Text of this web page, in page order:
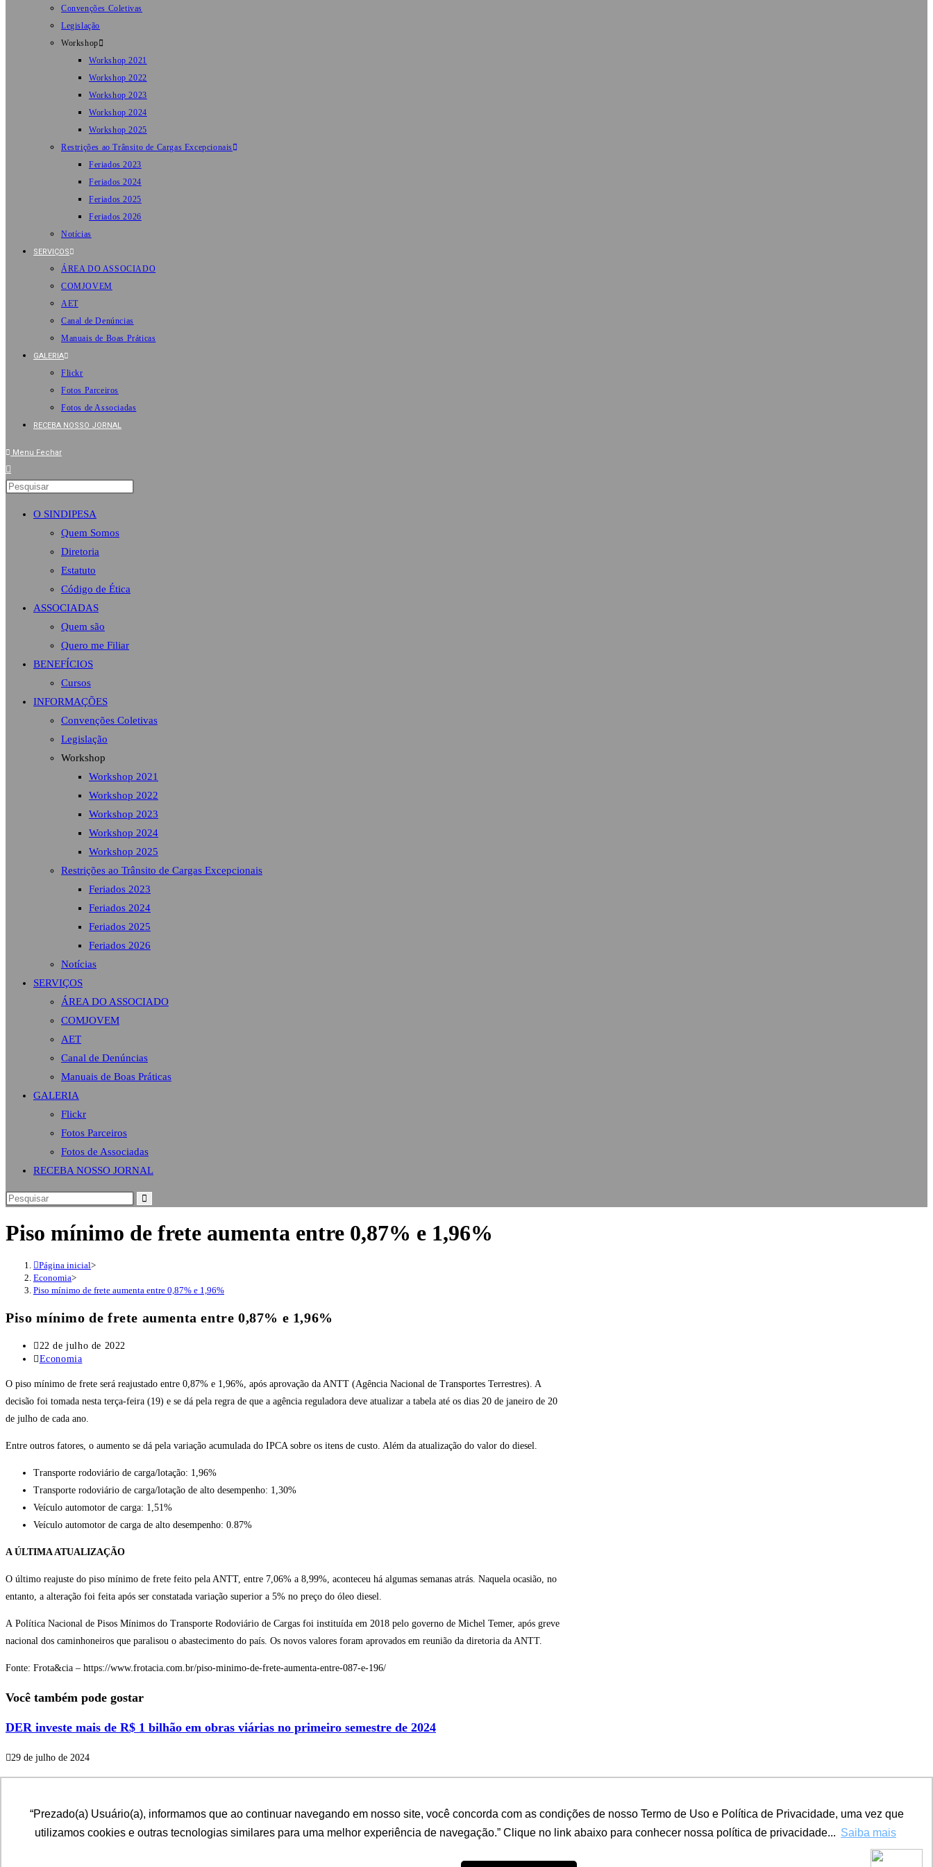
“Prezado(a) Usuário(a), informamos que ao continuar navegando em nosso site, você concorda com as condições de nosso Termo de Uso e Política de Privacidade, uma vez que
utilizamos cookies e outras tecnologias similares para uma melhor experiência de navegação.” Clique no link abaixo para conhecer nossa política de privacidade... Saiba mais
Convenções Coletivas
Legislação
Workshop
Workshop 2021
Workshop 2022
Workshop 2023
Workshop 2024
Workshop 2025
Restrições ao Trânsito de Cargas Excepcionais
Feriados 2023
Feriados 2024
Feriados 2025
Feriados 2026
Notícias
SERVIÇOS
ÁREA DO ASSOCIADO
COMJOVEM
AET
Canal de Denúncias
Manuais de Boas Práticas
GALERIA
Flickr
Fotos Parceiros
Fotos de Associadas
RECEBA NOSSO JORNAL
Menu Fechar
O SINDIPESA
Quem Somos
Diretoria
Estatuto
Código de Ética
ASSOCIADAS
Quem são
Quero me Filiar
BENEFÍCIOS
Cursos
INFORMAÇÕES
Convenções Coletivas
Legislação
Workshop
Workshop 2021
Workshop 2022
Workshop 2023
Workshop 2024
Workshop 2025
Restrições ao Trânsito de Cargas Excepcionais
Feriados 2023
Feriados 2024
Feriados 2025
Feriados 2026
Notícias
SERVIÇOS
ÁREA DO ASSOCIADO
COMJOVEM
AET
Canal de Denúncias
Manuais de Boas Práticas
GALERIA
Flickr
Fotos Parceiros
Fotos de Associadas
RECEBA NOSSO JORNAL
Piso mínimo de frete aumenta entre 0,87% e 1,96%
Página inicial>
Economia>
Piso mínimo de frete aumenta entre 0,87% e 1,96%
Piso mínimo de frete aumenta entre 0,87% e 1,96%
Post
publicado:
22 de julho de 2022
Categoria
post:
Economia
O piso mínimo de frete será reajustado entre 0,87% e 1,96%, após aprovação da ANTT (Agência Nacional de Transportes Terrestres). A
decisão foi tomada nesta terça-feira (19) e se dá pela regra de que a agência reguladora deve atualizar a tabela até os dias 20 de janeiro de 20
de julho de cada ano.
Entre outros fatores, o aumento se dá pela variação acumulada do IPCA sobre os itens de custo. Além da atualização do valor do diesel.
Transporte rodoviário de carga/lotação: 1,96%
Transporte rodoviário de carga/lotação de alto desempenho: 1,30%
Veículo automotor de carga: 1,51%
Veículo automotor de carga de alto desempenho: 0.87%
A ÚLTIMA ATUALIZAÇÃO
O último reajuste do piso mínimo de frete feito pela ANTT, entre 7,06% a 8,99%, aconteceu há algumas semanas atrás. Naquela ocasião, no
entanto, a alteração foi feita após ser constatada variação superior a 5% no preço do óleo diesel.
A Política Nacional de Pisos Mínimos do Transporte Rodoviário de Cargas foi instituída em 2018 pelo governo de Michel Temer, após greve
nacional dos caminhoneiros que paralisou o abastecimento do país. Os novos valores foram aprovados em reunião da diretoria da ANTT.
Fonte: Frota&cia – https://www.frotacia.com.br/piso-minimo-de-frete-aumenta-entre-087-e-196/
Você também pode gostar
DER investe mais de R$ 1 bilhão em obras viárias no primeiro semestre de 2024
29 de julho de 2024
11 de setembro de 2024